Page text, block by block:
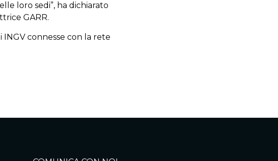
loro sedi”, ha dichiarato
GARR.
INGV connesse con la rete